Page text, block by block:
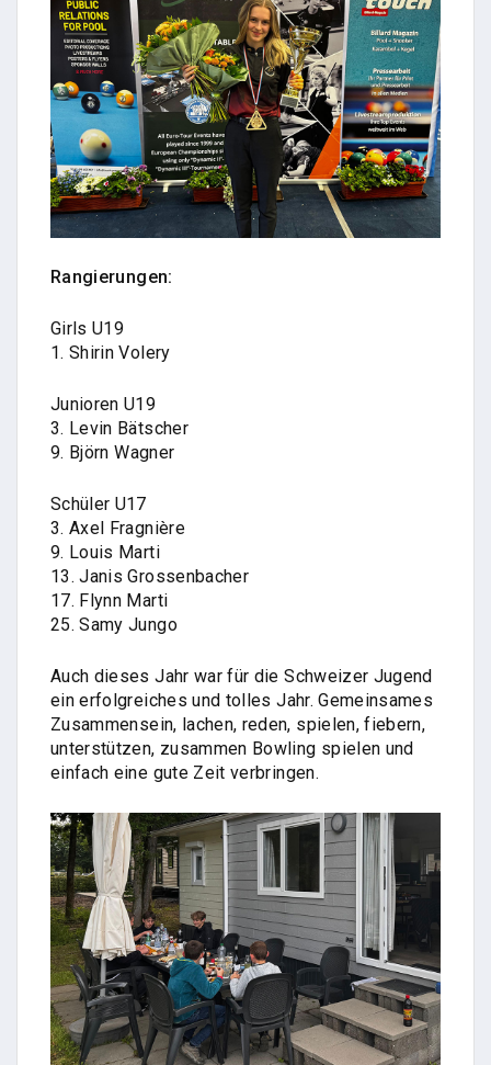
Rangierungen:
Girls U19
1. Shirin Volery
Junioren U19
3. Levin Bätscher
9. Björn Wagner
Schüler U17
3. Axel Fragnière
9. Louis Marti
13. Janis Grossenbacher
17. Flynn Marti
25. Samy Jungo
Auch dieses Jahr war für die Schweizer Jugend
ein erfolgreiches und tolles Jahr. Gemeinsames
Zusammensein, lachen, reden, spielen, fiebern,
unterstützen, zusammen Bowling spielen und
einfach eine gute Zeit verbringen.